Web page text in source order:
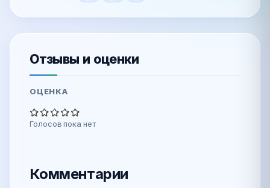
Отзывы и оценки
Комментарии
ОЦЕНКА
Голосов пока нет